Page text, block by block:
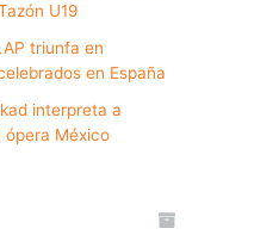
U19
triunfa en
en España
interpreta a
ópera México